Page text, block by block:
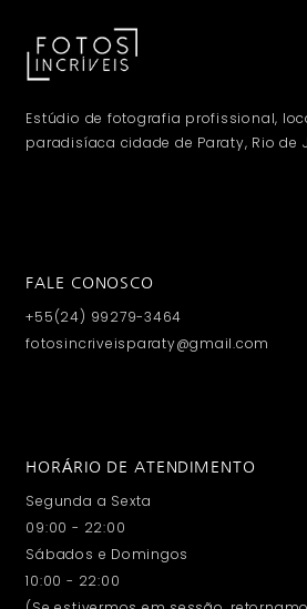
Estúdio de fotografia profissional,
paradisíaca cidade de Paraty, Rio de
FALE CONOSCO
+55(24) 99279-3464
fotosincriveisparaty@gmail.com
HORÁRIO DE ATENDIMENTO
Segunda a Sexta
09:00 - 22:00
Sábados e Domingos
10:00 - 22:00